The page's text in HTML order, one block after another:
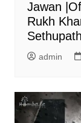
Jawan
Rukh
admin